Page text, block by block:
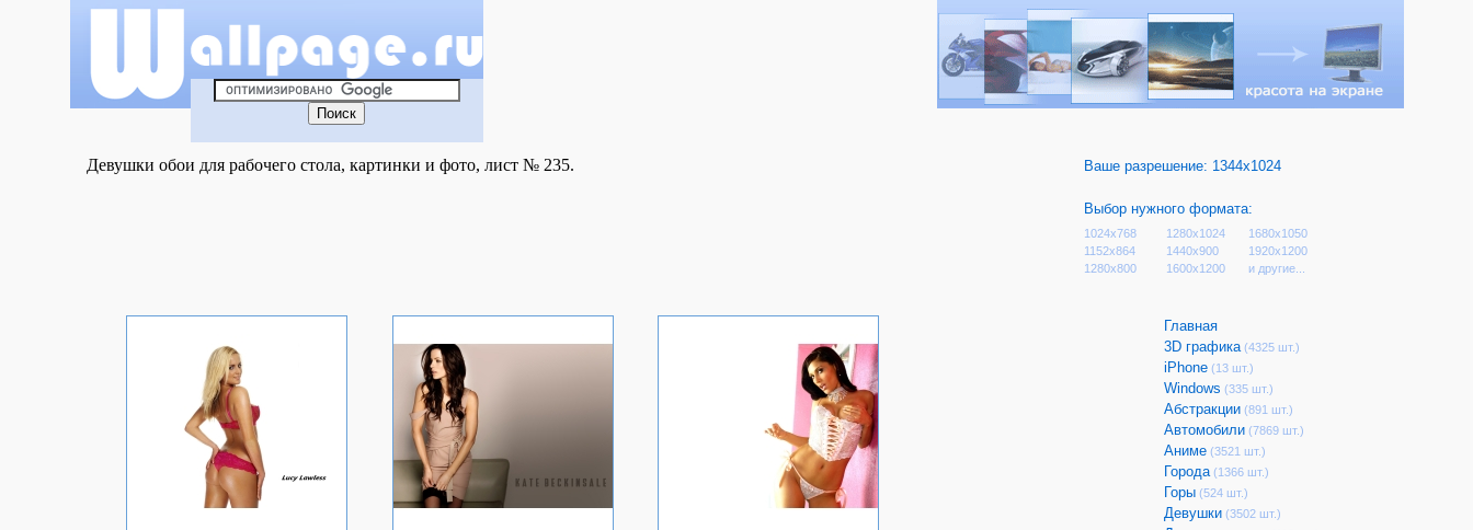
Девушки обои для рабочего стола, картинки и фото, лист № 235. Ваше разрешение: 1344x1024
Выбор нужного формата:
1024x768 1280x1024
1680x1050
1152x864
1440x900
1920x1200
1280x800
1600x1200 и другие...
Главная
3D графика(4325 шт.)
iPhone(13 шт.)
Windows (335 шт.)
Абстракции(891 шт.)
Автомобили(7869 шт.)
Аниме(3521 шт.)
Города(1366 шт.)
Горы(524 шт.)
Девушки(3502 шт.)